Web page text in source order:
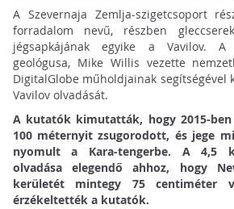
A Szevernaja Zemlja-szigetcsoport
forradalom nevű, részben
jégsapkájának egyike a Vavilov. A
geológusa, Mike Willis vezette
DigitalGlobe műholdjainak segítségével
Vavilov olvadását.
A kutatók kimutatták, hogy 2015-
100 méternyit zsugorodott, és jege
nyomult a Kara-tengerbe. A 4,5
olvadása elegendő ahhoz, hogy
kerületét mintegy 75 centiméter
érzékeltették a kutatók.